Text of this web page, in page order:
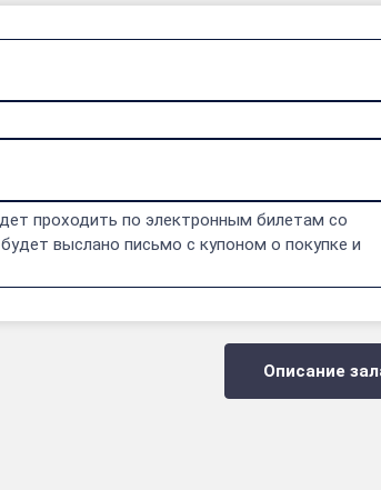
проходить по электронным билетам со
выслано письмо с купоном о покупке и
Описание